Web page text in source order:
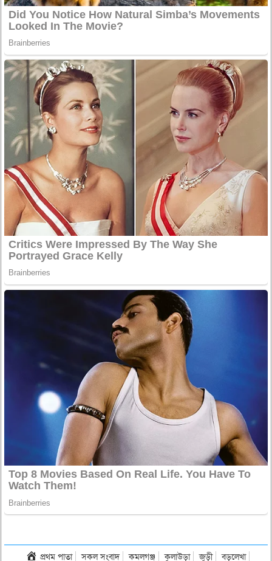
প্রথম পাতা সকল সংবাদ কমলগঞ্জ কুলাউড়া জুড়ী বড়লেখা